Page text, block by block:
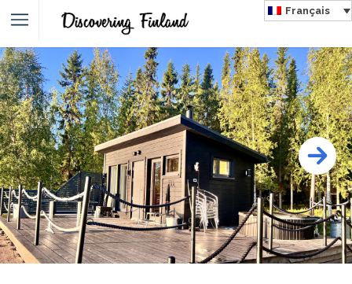
Français